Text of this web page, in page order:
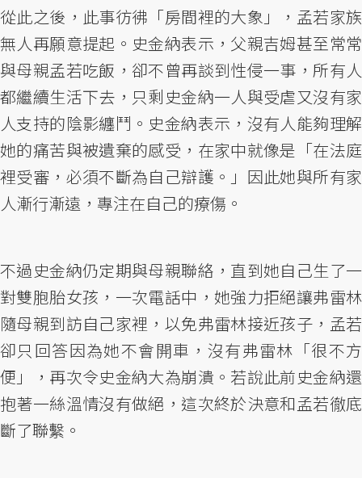
從此之後，此事彷彿「房間裡的大象」，孟若家族
無人再願意提起。史金納表示，父親吉姆甚至常常
與母親孟若吃飯，卻不曾再談到性侵一事，所有人
都繼續生活下去，只剩史金納一人與受虐又沒有家
人支持的陰影纏鬥。史金納表示，沒有人能夠理解
她的痛苦與被遺棄的感受，在家中就像是「在法庭
裡受審，必須不斷為自己辯護。」因此她與所有家
人漸行漸遠，專注在自己的療傷。
不過史金納仍定期與母親聯絡，直到她自己生了一
對雙胞胎女孩，一次電話中，她強力拒絕讓弗雷林
隨母親到訪自己家裡，以免弗雷林接近孩子，孟若
卻只回答因為她不會開車，沒有弗雷林「很不方
便」，再次令史金納大為崩潰。若說此前史金納還
抱著一絲溫情沒有做絕，這次終於決意和孟若徹底
斷了聯繫。